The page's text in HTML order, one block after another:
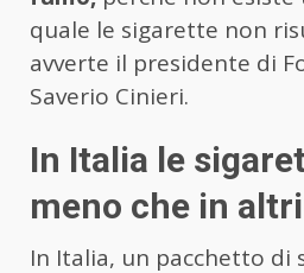
quale le sigarette non
avverte il presidente di
Saverio Cinieri.
In Italia le
meno che in
In Italia, un pacchetto di